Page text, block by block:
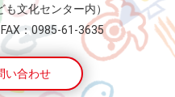
も文化センター内）
：0985-61-3635
い合わせ